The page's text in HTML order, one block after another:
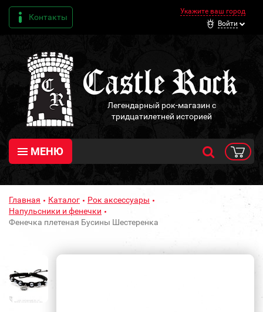
Контакты
Укажите ваш город
Войти
Легендарный рок-магазин с
тридцатилетней историей
МЕНЮ
Главная Каталог
Рок аксессуары
Напульсники и фенечки
Фенечка плетеная Бусины Шестеренка